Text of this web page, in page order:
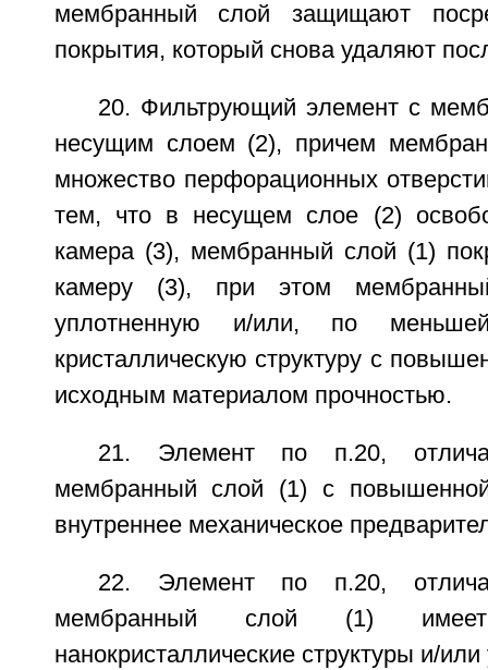
мембранный слой защищают
покрытия, который снова удаляют
20. Фильтрующий элемент с
несущим слоем (2), причем
множество перфорационных
тем, что в несущем слое (2)
камера (3), мембранный слой (1)
камеру (3), при этом
уплотненную и/или, по
кристаллическую структуру с
исходным материалом прочностью.
21. Элемент по п.20,
мембранный слой (1) с
внутреннее механическое
22. Элемент по п.20,
мембранный слой (1)
нанокристаллические структуры и/